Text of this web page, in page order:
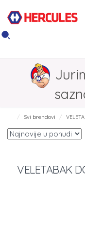
Svi brendovi
VELETABAK